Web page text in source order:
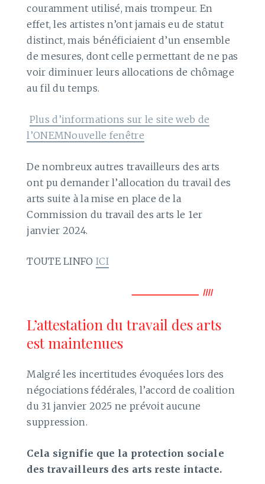
couramment utilisé, mais trompeur. En
effet, les artistes n’ont jamais eu de statut
distinct, mais bénéficiaient d’un ensemble
de mesures, dont celle permettant de ne pas
voir diminuer leurs allocations de chômage
au fil du temps.
Plus d’informations sur le site web de
l’ONEMNouvelle fenêtre
De nombreux autres travailleurs des arts
ont pu demander l’allocation du travail des
arts suite à la mise en place de la
Commission du travail des arts le 1er
janvier 2024.
TOUTE LINFO ICI
L’attestation du travail des arts
est maintenues
Malgré les incertitudes évoquées lors des
négociations fédérales, l’accord de coalition
du 31 janvier 2025 ne prévoit aucune
suppression.
Cela signifie que la protection sociale
des travailleurs des arts reste intacte.